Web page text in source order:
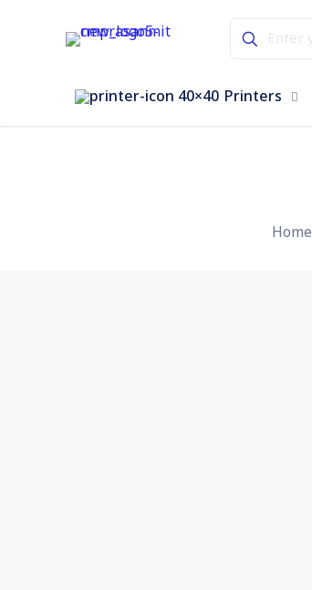
Printers
Home